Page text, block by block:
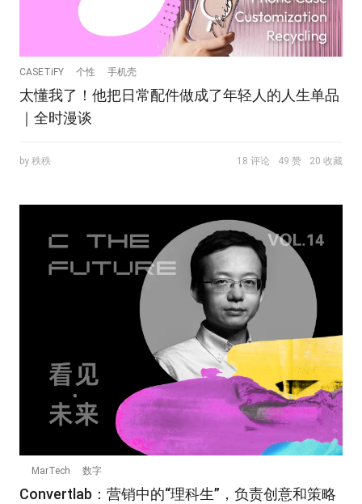
CASETiFY 个性 手机壳
太懂我了！他把日常配件做成了年轻人的人生单品
｜全时漫谈
by 秩秩 18 评论 49 赞 20 收藏
MarTech 数字
Convertlab：营销中的“理科生”，负责创意和策略